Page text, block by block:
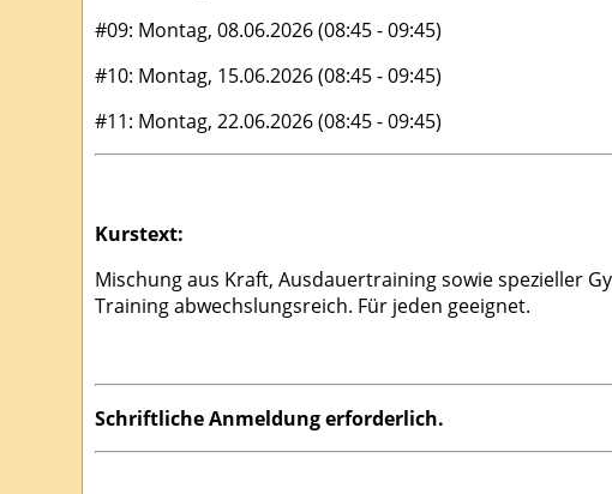
#09: Montag, 08.06.2026 (08:45 - 09:45)
#10: Montag, 15.06.2026 (08:45 - 09:45)
#11: Montag, 22.06.2026 (08:45 - 09:45)
Kurstext:
Mischung aus Kraft, Ausdauertraining sowie spezieller
Training abwechslungsreich. Für jeden geeignet.
Schriftliche Anmeldung erforderlich.